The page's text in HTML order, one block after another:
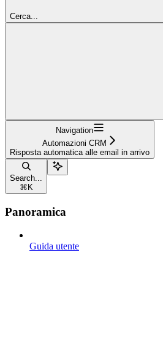
Cerca...
Navigation
Automazioni CRM
Risposta automatica alle email in arrivo
Search...
⌘ K
Panoramica
Guida utente